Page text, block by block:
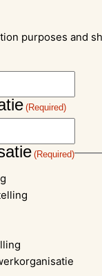
purposes and
(Required)
(Required)